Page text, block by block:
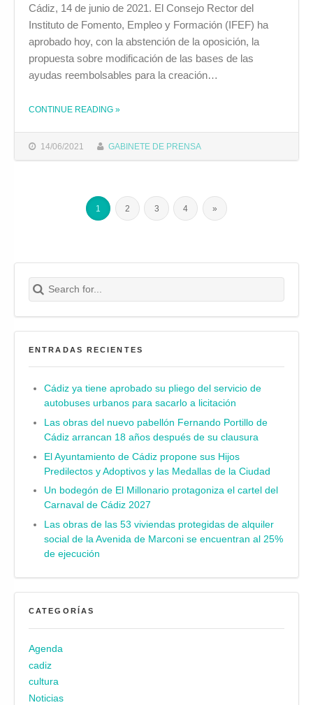
14/06/2021 GABINETE DE PRENSA
Cádiz, 14 de junio de 2021. El Consejo Rector del
Instituto de Fomento, Empleo y Formación (IFEF) ha
aprobado hoy, con la abstención de la oposición, la
propuesta sobre modificación de las bases de las
ayudas reembolsables para la creación…
CONTINUE READING THE "EL CONSEJO RECTOR DEL IFEF APRUEBA LA MODIFICACIÓN DE LAS BASES DE LAS AYUDAS REEMBOLSABLES PARA AGILIZAR SU TRAMITACIÓN"
»
1 2 3 4 »
Search for:
Buscar
ENTRADAS RECIENTES
Cádiz ya tiene aprobado su pliego del servicio de
autobuses urbanos para sacarlo a licitación
Las obras del nuevo pabellón Fernando Portillo de
Cádiz arrancan 18 años después de su clausura
El Ayuntamiento de Cádiz propone sus Hijos
Predilectos y Adoptivos y las Medallas de la Ciudad
Un bodegón de El Millonario protagoniza el cartel del
Carnaval de Cádiz 2027
Las obras de las 53 viviendas protegidas de alquiler
social de la Avenida de Marconi se encuentran al 25%
de ejecución
CATEGORÍAS
Agenda
cadiz
cultura
Noticias